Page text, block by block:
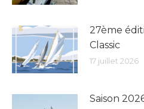
27ème
Classic
17 juillet 2026
Saison